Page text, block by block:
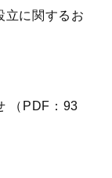
立に関するお
（PDF：93